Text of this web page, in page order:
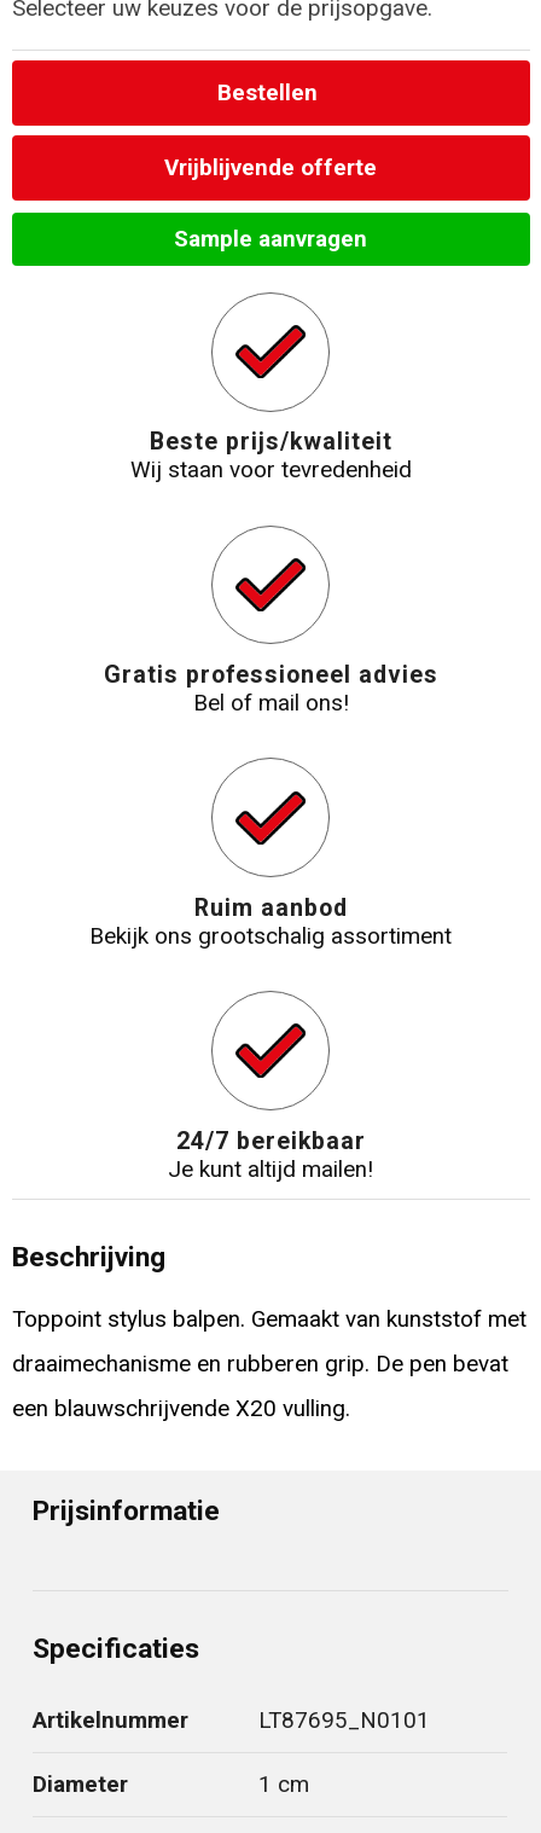
Selecteer uw keuzes voor de prijsopgave.
Bestellen
Vrijblijvende offerte
Sample aanvragen
Beste prijs/kwaliteit
Wij staan voor tevredenheid
Gratis professioneel advies
Bel of mail ons!
Ruim aanbod
Bekijk ons grootschalig assortiment
24/7 bereikbaar
Je kunt altijd mailen!
Beschrijving
Toppoint stylus balpen. Gemaakt van kunststof met
draaimechanisme en rubberen grip. De pen bevat
een blauwschrijvende X20 vulling.
Prijsinformatie
Specificaties
Artikelnummer LT87695_N0101
Diameter 1 cm